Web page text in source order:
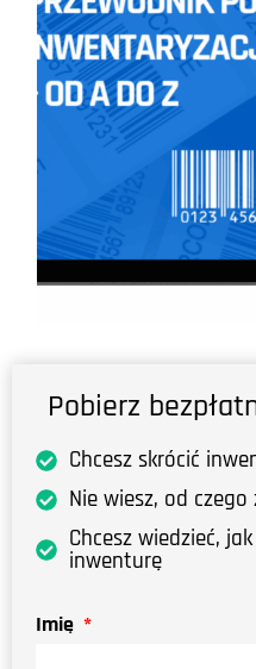
Pobierz
Chcesz skrócić
Nie wiesz, od czego
Chcesz wiedzieć,
inwenturę
Imię